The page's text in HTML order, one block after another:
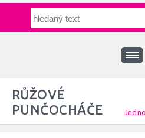
RŮŽOVÉ
PUNČOCHÁČE